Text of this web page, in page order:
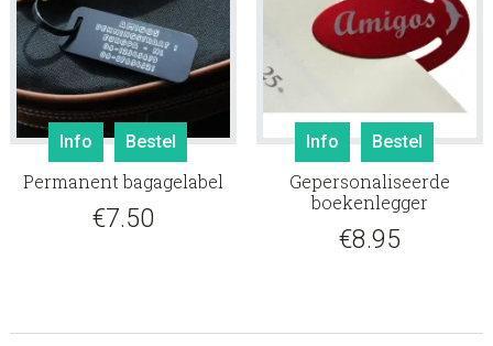
Info Bestel
Permanent bagagelabel
€7.50
Info Bestel
Gepersonaliseerde
boekenlegger
€8.95